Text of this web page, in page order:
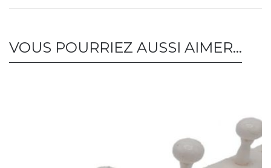
VOUS POURRIEZ AUSSI AIMER…